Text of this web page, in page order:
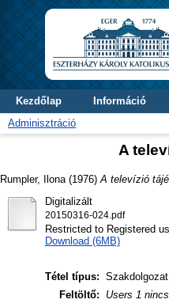
Kezdőlap Információ
Adminisztráció
A
Rumpler, Ilona (1976) A televízió
Digitalizált
20150316-024.pdf
Restricted to Registered
Download (6MB)
Tétel típus:
Feltöltő:
Users 1